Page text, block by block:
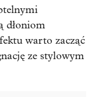
dłoniom
warto zacząć
ze stylowym